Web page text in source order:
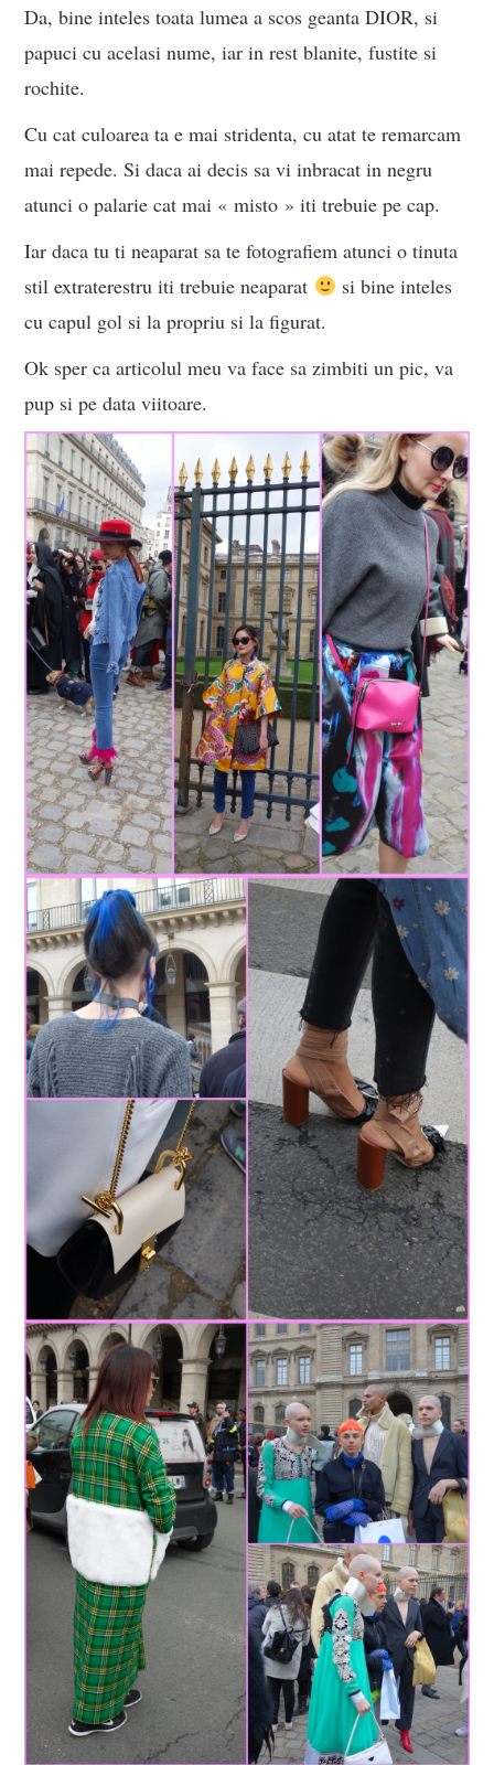
Da, bine inteles toata lumea a scos geanta DIOR, si
papuci cu acelasi nume, iar in rest blanite, fustite si
rochite.
Cu cat culoarea ta e mai stridenta, cu atat te remarcam
mai repede. Si daca ai decis sa vi inbracat in negru
atunci o palarie cat mai « misto » iti trebuie pe cap.
Iar daca tu ti neaparat sa te fotografiem atunci o tinuta
stil extraterestru iti trebuie neaparat
si bine inteles
cu capul gol si la propriu si la figurat.
Ok sper ca articolul meu va face sa zimbiti un pic, va
pup si pe data viitoare.